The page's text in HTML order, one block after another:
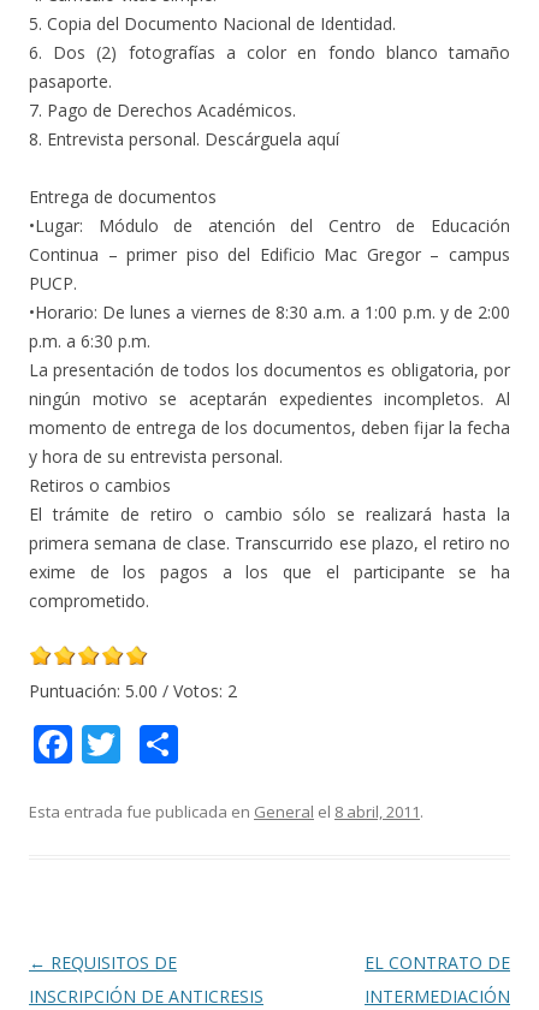
5. Copia del Documento Nacional de Identidad.
6. Dos (2) fotografías a color en fondo blanco tamaño
pasaporte.
7. Pago de Derechos Académicos.
8. Entrevista personal. Descárguela aquí
Entrega de documentos
•Lugar: Módulo de atención del Centro de Educación
Continua – primer piso del Edificio Mac Gregor – campus
PUCP.
•Horario: De lunes a viernes de 8:30 a.m. a 1:00 p.m. y de 2:00
p.m. a 6:30 p.m.
La presentación de todos los documentos es obligatoria, por
ningún motivo se aceptarán expedientes incompletos. Al
momento de entrega de los documentos, deben fijar la fecha
y hora de su entrevista personal.
Retiros o cambios
El trámite de retiro o cambio sólo se realizará hasta la
primera semana de clase. Transcurrido ese plazo, el retiro no
exime de los pagos a los que el participante se ha
comprometido.
Puntuación: 5.00 / Votos: 2
F
e
k
T
itt m
Esta entrada fue publicada en General el 8 abril, 2011.
Navegación
de
← REQUISITOS DE
INSCRIPCIÓN DE ANTICRESIS
EL CONTRATO DE
INTERMEDIACIÓN